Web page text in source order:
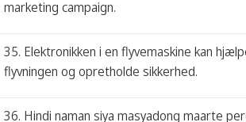
marketing campaign.
35. Elektronikken i en flyvemaskine kan
flyvningen og opretholde sikkerhed.
36. Hindi naman siya masyadong maarte